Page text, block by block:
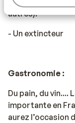
autres).
- Un extincteur
Gastronomie :
Du pain, du vin....
importante en
aurez l’occasion